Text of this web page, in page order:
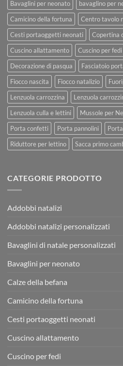
Bavaglini per neonato
bavaglino per
Camicino della fortuna
Centro tavolo
Cesti portaoggetti neonati
Copertina
Cuscino allattamento
Cuscino per fedi
Decorazione di pasqua
Fasciatoio
Fiocco nascita
Fiocco natalizio
Lenzuola carrozzina
Lenzuola
Lenzuola culla e lettini
Mussole per
Porta confetti
Porta pannolini
Riduttore per lettino
Sacca primo
CATEGORIE PRODOTTO
Addobbi natalizi
Addobbi natalizi personalizzati
Bavaglini di natale personalizzati
Bavaglini per neonato
Calze della befana
Camicino della fortuna
Cesti portaoggetti neonati
Cuscino allattamento
Cuscino per fedi